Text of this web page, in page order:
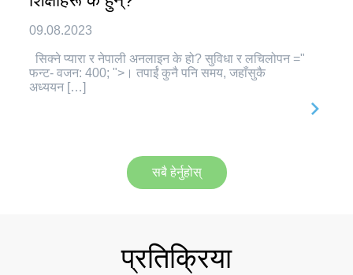
09.08.2023
सिक्ने प्यारा र नेपाली अनलाइन के हो? सुविधा र लचिलोपन ="
फन्ट- वजन: 400; ">। तपाईं कुनै पनि समय, जहाँसुकै
अध्ययन […]
सबै हेर्नुहोस्
प्रतिक्रिया